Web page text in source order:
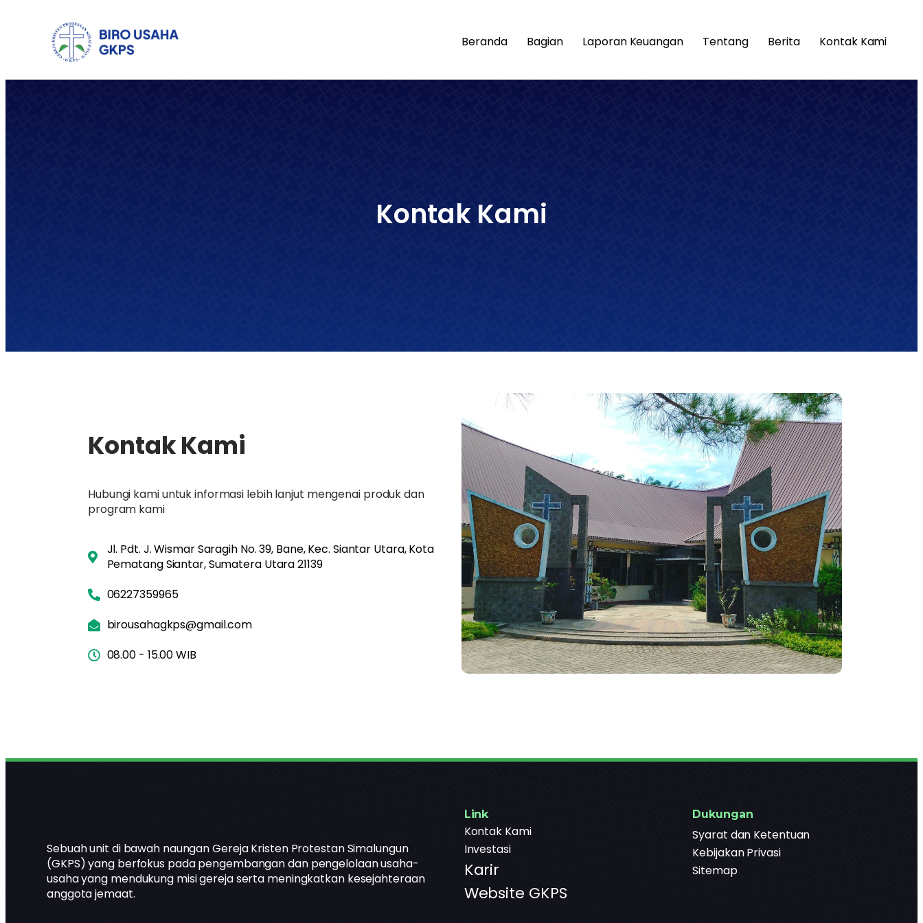
Beranda Bagian Laporan Keuangan Tentang Berita Kontak Kami
Kontak Kami
Kontak Kami
Hubungi kami untuk informasi lebih lanjut mengenai produk dan
program kami
Jl. Pdt. J. Wismar Saragih No. 39, Bane, Kec. Siantar Utara, Kota
Pematang Siantar, Sumatera Utara 21139
06227359965
birousahagkps@gmail.com
08.00 - 15.00 WIB
Sebuah unit di bawah naungan Gereja Kristen Protestan Simalungun
(GKPS) yang berfokus pada pengembangan dan pengelolaan usaha-
usaha yang mendukung misi gereja serta meningkatkan kesejahteraan
anggota jemaat.
Link
Kontak Kami
Investasi
Karir
Website GKPS
Dukungan
Syarat dan Ketentuan
Kebijakan Privasi
Sitemap